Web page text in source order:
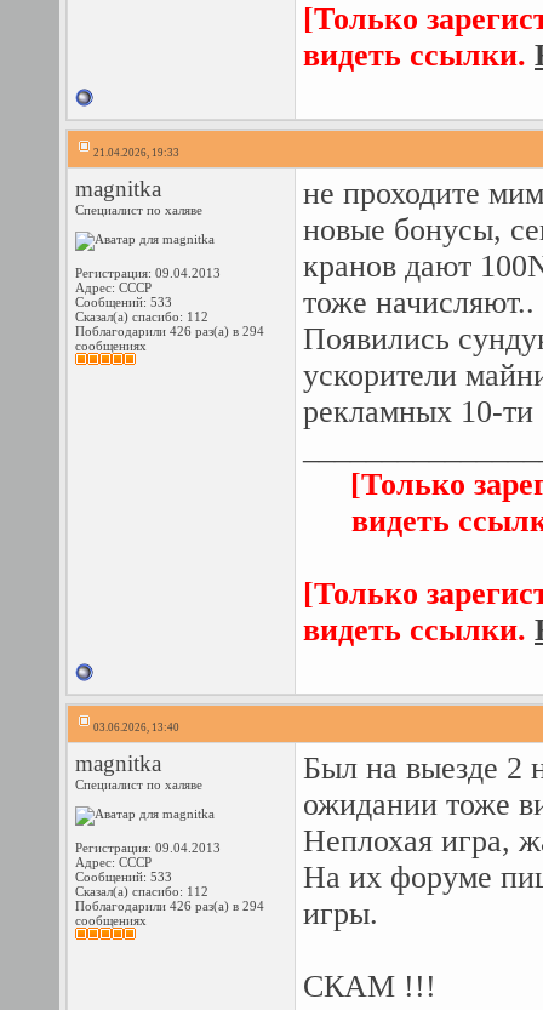
[Только
видеть ссылки.
21.04.2026, 19:33
magnitka
Специалист по халяве
Регистрация: 09.04.2013
Адрес: СССР
Сообщений: 533
Сказал(а) спасибо: 112
Поблагодарили 426 раз(а) в 294
сообщениях
не проходите
новые бонусы,
кранов дают
тоже начисляют..
Появились
ускорители
рекламных 10-ти
[Только
видеть
[Только
видеть ссылки.
03.06.2026, 13:40
magnitka
Специалист по халяве
Регистрация: 09.04.2013
Адрес: СССР
Сообщений: 533
Сказал(а) спасибо: 112
Поблагодарили 426 раз(а) в 294
сообщениях
Был на выезде 2
ожидании тоже
Неплохая игра,
На их форуме
игры.
СКАМ !!!